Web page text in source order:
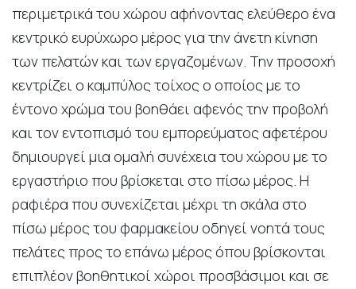
περιμετρικά του χώρου αφήνοντας ελεύθερο ένα
κεντρικό ευρύχωρο μέρος για την άνετη κίνηση
των πελατών και των εργαζομένων. Την προσοχή
κεντρίζει ο καμπύλος τοίχος ο οποίος με το
έντονο χρώμα του βοηθάει αφενός την προβολή
και τον εντοπισμό του εμπορεύματος αφετέρου
δημιουργεί μια ομαλή συνέχεια του χώρου με το
εργαστήριο που βρίσκεται στο πίσω μέρος. Η
ραφιέρα που συνεχίζεται μέχρι τη σκάλα στο
πίσω μέρος του φαρμακείου οδηγεί νοητά τους
πελάτες προς το επάνω μέρος όπου βρίσκονται
επιπλέον βοηθητικοί χώροι προσβάσιμοι και σε